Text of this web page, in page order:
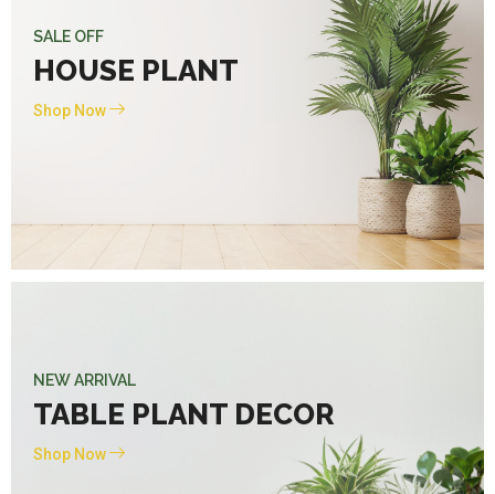
SALE OFF
HOUSE PLANT
Shop Now
NEW ARRIVAL
TABLE PLANT DECOR
Shop Now